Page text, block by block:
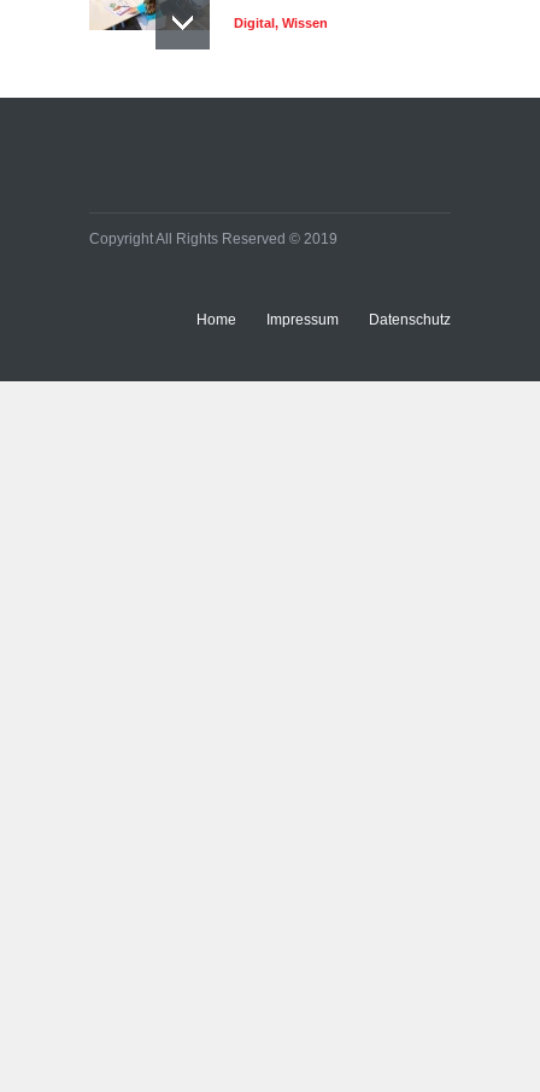
Digital, Wissen
Copyright All Rights Reserved © 2019
Home Impressum Datenschutz